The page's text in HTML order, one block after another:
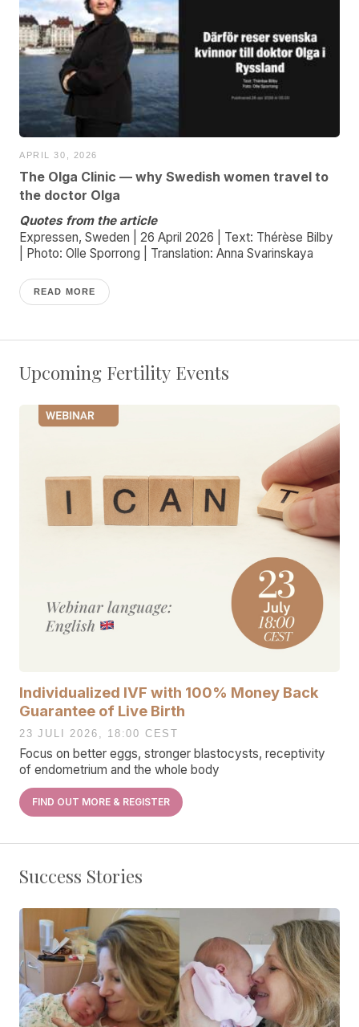
APRIL 30, 2026
The Olga Clinic — why Swedish women travel to
the doctor Olga
Quotes from the article
Expressen, Sweden | 26 April 2026 | Text: Thérèse Bilby
| Photo: Olle Sporrong | Translation: Anna Svarinskaya
READ MORE
Upcoming Fertility Events
Individualized IVF with 100% Money Back
Guarantee of Live Birth
23 JULI 2026, 18:00 CEST
Focus on better eggs, stronger blastocysts, receptivity
of endometrium and the whole body
FIND OUT MORE & REGISTER
Success Stories